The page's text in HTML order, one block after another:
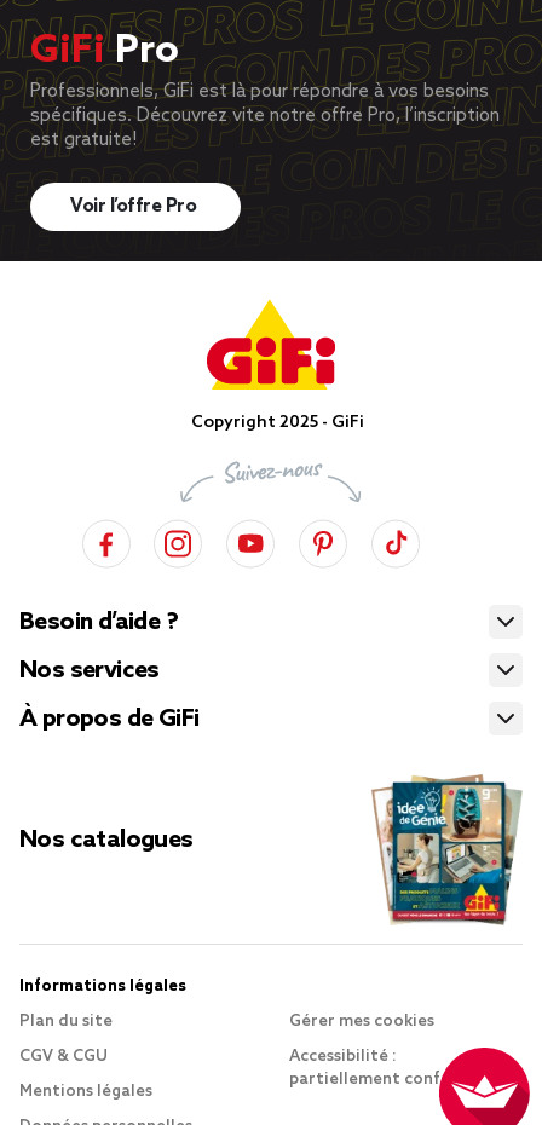
GiFiPro
Professionnels, GiFi est là pour répondre à vos besoins
spécifiques. Découvrez vite notre offre Pro, l’inscription
est gratuite!
Voir l’offre Pro
Copyright 2025 - GiFi
Besoin d’aide ?
Nos services
À propos de GiFi
Nos catalogues
Informations légales
Plan du site
CGV & CGU
Mentions légales
Gérer mes cookies
Accessibilité :
partiellement conforme